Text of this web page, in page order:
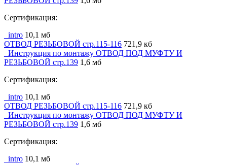
Сертификация:
_intro 10,1 мб
ОТВОД РЕЗЬБОВОЙ стр.115-116 721,9 кб
_Инструкция по монтажу ОТВОД ПОД МУФТУ И
РЕЗЬБОВОЙ стр.139 1,6 мб
Сертификация:
_intro 10,1 мб
ОТВОД РЕЗЬБОВОЙ стр.115-116 721,9 кб
_Инструкция по монтажу ОТВОД ПОД МУФТУ И
РЕЗЬБОВОЙ стр.139 1,6 мб
Сертификация:
_intro 10,1 мб